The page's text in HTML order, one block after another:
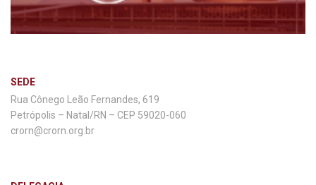
SEDE
Rua Cônego Leão Fernandes, 619
Petrópolis – Natal/RN – CEP 59020-060
crorn@crorn.org.br